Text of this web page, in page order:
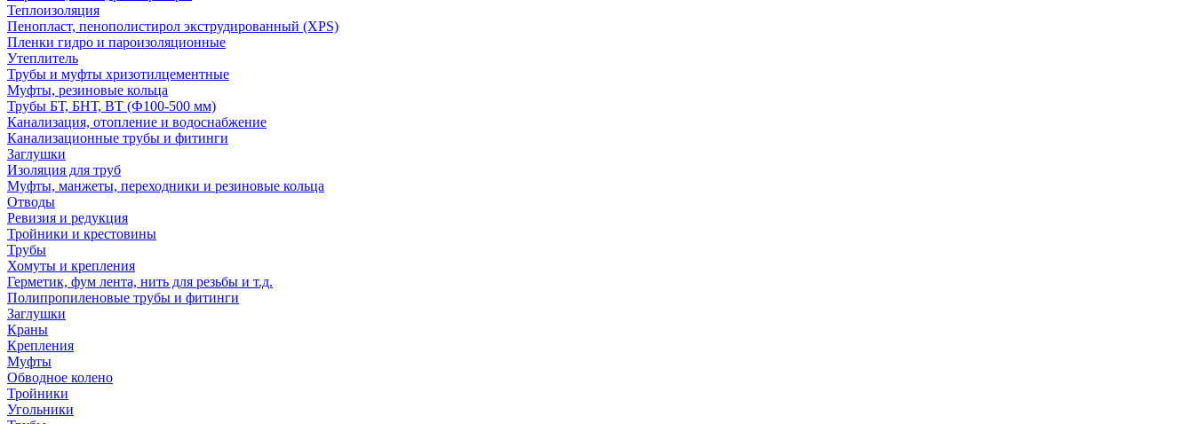
Теплоизоляция
Пенопласт, пенополистирол экструдированный (XPS)
Пленки гидро и пароизоляционные
Утеплитель
Трубы и муфты хризотилцементные
Муфты, резиновые кольца
Трубы БТ, БНТ, ВТ (Ф100-500 мм)
Канализация, отопление и водоснабжение
Канализационные трубы и фитинги
Заглушки
Изоляция для труб
Муфты, манжеты, переходники и резиновые кольца
Отводы
Ревизия и редукция
Тройники и крестовины
Трубы
Хомуты и крепления
Герметик, фум лента, нить для резьбы и т.д.
Полипропиленовые трубы и фитинги
Заглушки
Краны
Крепления
Муфты
Обводное колено
Тройники
Угольники